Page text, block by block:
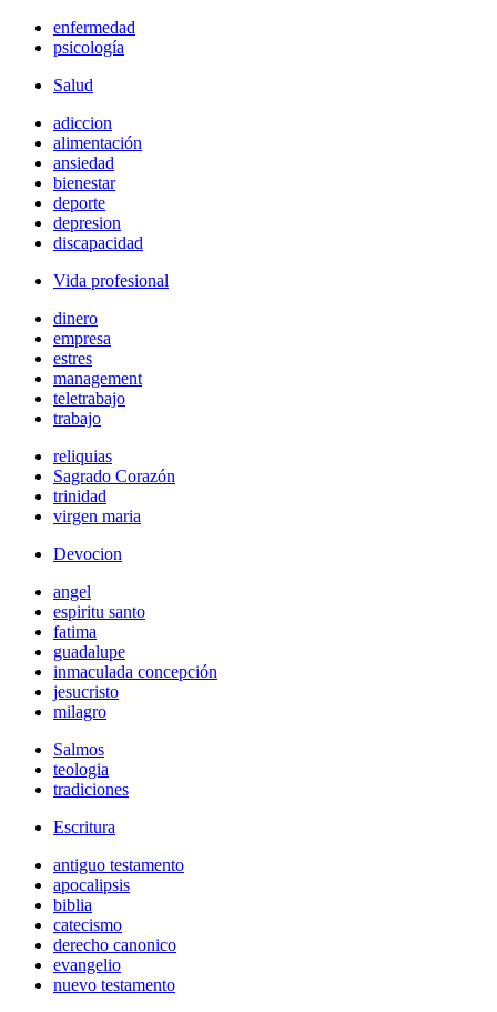
enfermedad
psicología
Salud
adiccion
alimentación
ansiedad
bienestar
deporte
depresion
discapacidad
Vida profesional
dinero
empresa
estres
management
teletrabajo
trabajo
reliquias
Sagrado Corazón
trinidad
virgen maria
Devocion
angel
espiritu santo
fatima
guadalupe
inmaculada concepción
jesucristo
milagro
Salmos
teologia
tradiciones
Escritura
antiguo testamento
apocalipsis
biblia
catecismo
derecho canonico
evangelio
nuevo testamento